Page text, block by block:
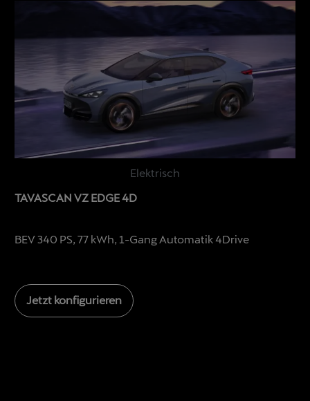
Elektrisch
TAVASCAN VZ EDGE 4D
BEV 340 PS, 77 kWh, 1-Gang Automatik 4Drive
Jetzt konfigurieren